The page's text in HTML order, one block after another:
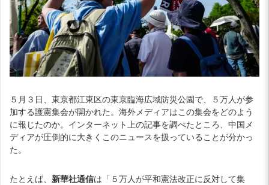
５月３日、東京都江東区の東京臨海広域防災公園で、５万人が参
加する護憲集会が開かれた。海外メディアはこの集会をどのよう
に報じたのか。インターネット上の記事を調べたところ、中国メ
ディアが圧倒的に大きくこのニュースを扱っていることが分かっ
た。
たとえば、 新華社通信は「５万人が平和憲法改正に反対して集